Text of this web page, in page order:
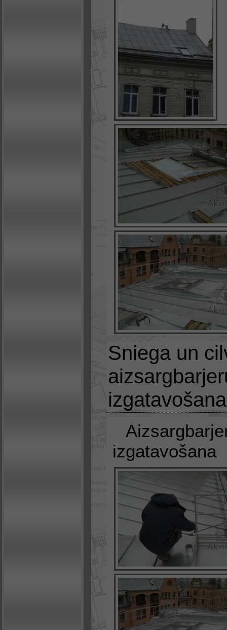
Sniega un
izgatavošana